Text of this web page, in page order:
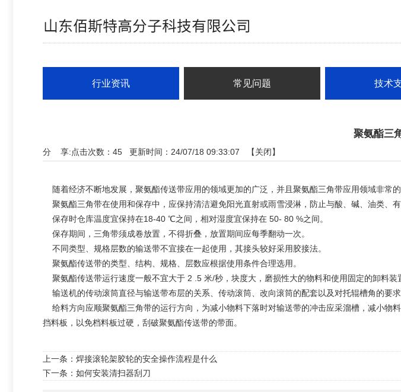
行业资讯 常见问题 技术
聚氨酯三
点击次数： 45 更新时间：24/07/18 09:33:07 【关闭】
分 享:
随着经济不断地发展，聚氨酯传送带应用的领域更加的广泛，并且聚氨酯三角带应用领域非常
聚氨酯三角带在使用和保存中，应保持清洁避免阳光直射或雨雪浸淋，防止与酸、碱、油类、
保存时仓库温度宜保持在18-40 ℃之间，相对湿度宜保持在 50- 80 %之间。
保存期间，三角带须成卷放置，不得折叠，放置期间应每季翻动一次。
不同类型、规格层数的输送带不宜接在一起使用，其接头较好采用胶接法。
聚氨酯传送带的类型、结构、规格、层数应根据使用条件合理选用。
聚氨酯传送带运行速度一般不宜大于 2 .5 米/秒，块度大，磨损性大的物料和使用固定的卸料装
输送机的传动滚筒直径与输送带布层的关系、传动滚筒、改向滚筒的配套以及对托辊槽角的要
给料方向应顺聚氨酯三角带的运行方向，为减小物料下落时对输送带的冲击应采溜槽，减小物
挡料板，以免档料板过硬，刮破聚氨酯传送带的带面。
上一条： 焊接滚轮架胶轮的安全操作流程是什么
下一条： 如何安装清扫器刮刀